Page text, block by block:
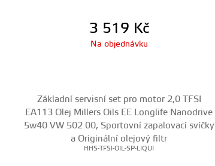
3 519 Kč
Na objednávku
Základní servisní set pro motor 2,0 TFSI
EA113 Olej Millers Oils EE Longlife Nanodrive
5w40 VW 502 00, Sportovní zapalovací svíčky
a Originální olejový filtr
HHS-TFSI-OIL-SP-LIQUI